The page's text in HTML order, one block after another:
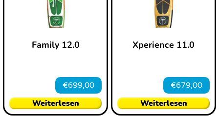
Family 12.0
€699,00
Weiterlesen
Xperience 11.0
€679,00
Weiterlesen